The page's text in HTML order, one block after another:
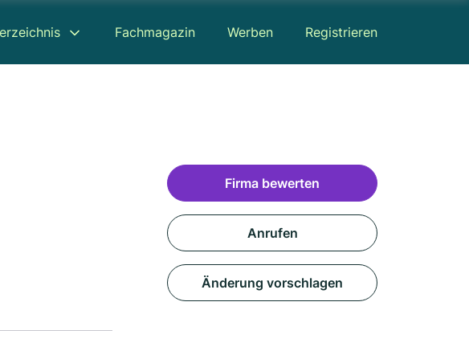
Fachmagazin Werben Registrieren
Firma bewerten
Anrufen
Änderung vorschlagen